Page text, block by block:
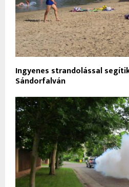
Ingyenes strandolással
Sándorfalván